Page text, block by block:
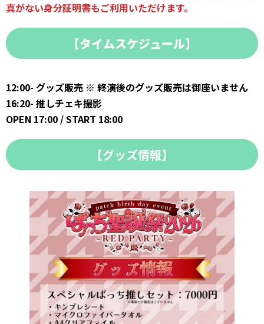
真がない身分証明書もご利用いただけます。
【タイムスケジュール】
12:00- グッズ販売 ※ 終演後のグッズ販売は御座いません
16:20- 推しチェキ撮影
OPEN 17:00 / START 18:00
【グッズ情報】